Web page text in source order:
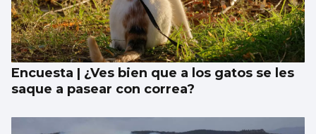
Trump amenaza con un golpe “muy duro”
si Ormuz no abre
Encuesta | ¿Ves bien que a los gatos se les
saque a pasear con correa?